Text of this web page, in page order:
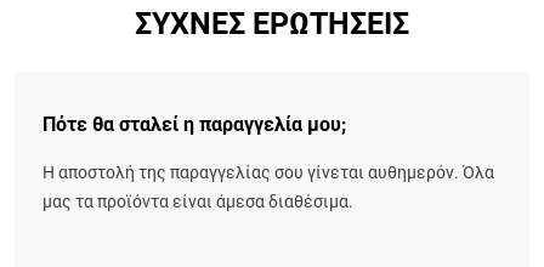
ΣΥΧΝΈΣ ΕΡΩΤΉΣΕΙΣ
Πότε θα σταλεί η παραγγελία μου;
Η αποστολή της παραγγελίας σου γίνεται αυθημερόν. Όλα
μας τα προϊόντα είναι άμεσα διαθέσιμα.